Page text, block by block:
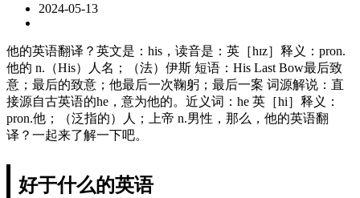
2024-05-13
他的英语翻译？英文是：his，读音是：英［hɪz］释义：pron.
他的 n.（His）人名；（法）伊斯 短语：His Last Bow最后致
意；最后的致意；他最后一次鞠躬；最后一案 词源解说：直
接源自古英语的he，意为他的。近义词：he 英［hi］释义：
pron.他；（泛指的）人；上帝 n.男性，那么，他的英语翻
译？一起来了解一下吧。
好于什么的英语